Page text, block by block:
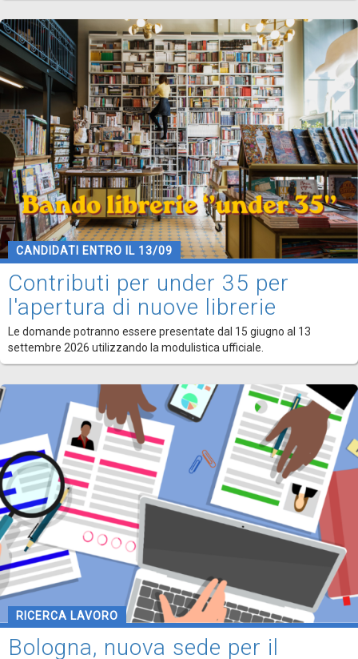
CANDIDATI ENTRO IL 13/09
Contributi per under 35 per
l'apertura di nuove librerie
Le domande potranno essere presentate dal 15 giugno al 13
settembre 2026 utilizzando la modulistica ufficiale.
RICERCA LAVORO
Bologna, nuova sede per il